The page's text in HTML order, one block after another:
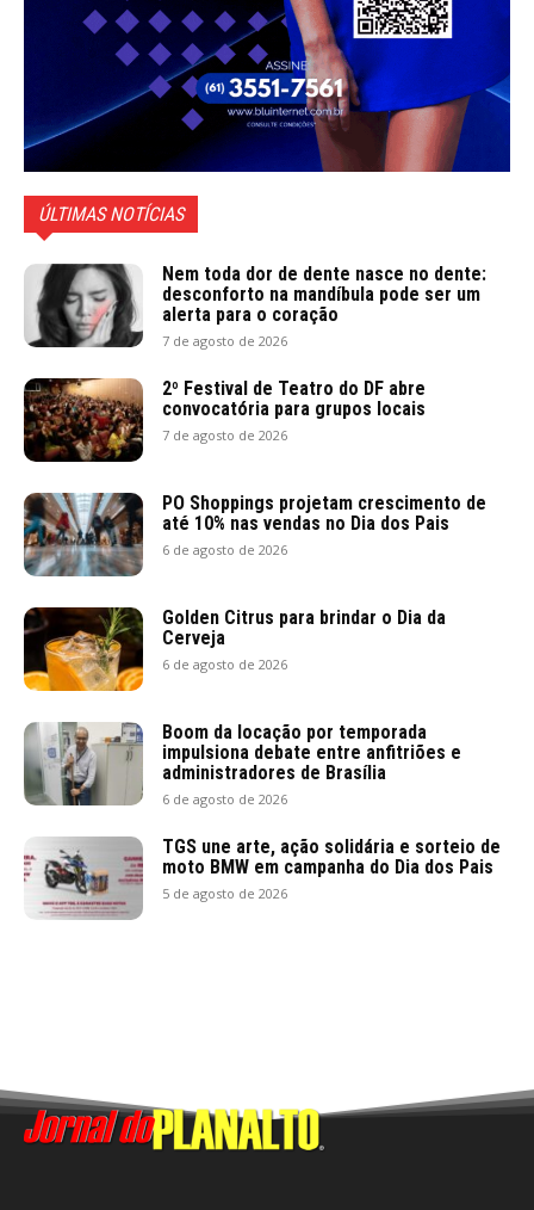
ÚLTIMAS NOTÍCIAS
Nem toda dor de dente nasce no dente:
desconforto na mandíbula pode ser um
alerta para o coração
7 de agosto de 2026
2º Festival de Teatro do DF abre
convocatória para grupos locais
7 de agosto de 2026
PO Shoppings projetam crescimento de
até 10% nas vendas no Dia dos Pais
6 de agosto de 2026
Golden Citrus para brindar o Dia da
Cerveja
6 de agosto de 2026
Boom da locação por temporada
impulsiona debate entre anfitriões e
administradores de Brasília
6 de agosto de 2026
TGS une arte, ação solidária e sorteio de
moto BMW em campanha do Dia dos Pais
5 de agosto de 2026